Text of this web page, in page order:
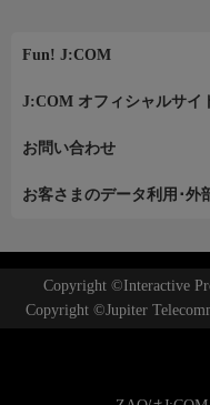
Fun! J:COM
J:COM オフィシャルサイ
お問い合わせ
お客さまのデータ利用･外
Copyright ©Interactive
Copyright ©Jupiter